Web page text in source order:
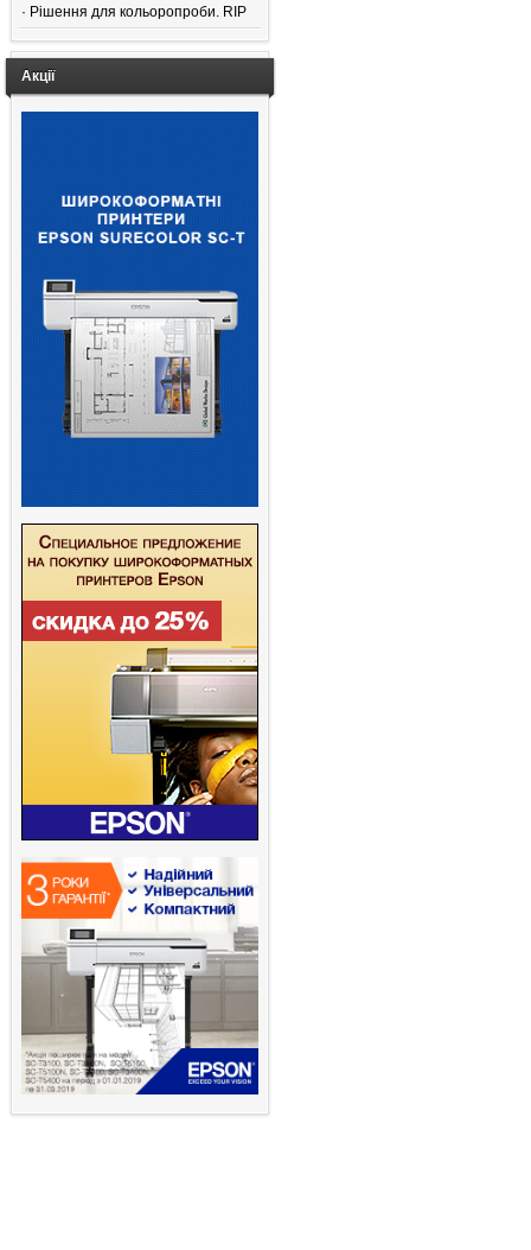
· Рішення для кольоропроби. RIP
Акції